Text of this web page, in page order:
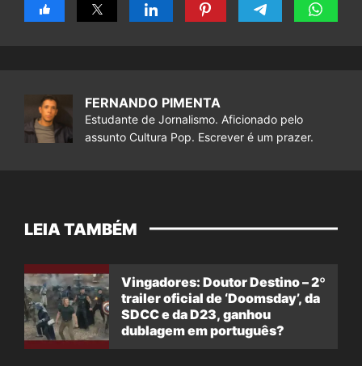
FERNANDO PIMENTA
Estudante de Jornalismo. Aficionado pelo
assunto Cultura Pop. Escrever é um prazer.
LEIA TAMBÉM
Vingadores: Doutor Destino – 2º
trailer oficial de ‘Doomsday’, da
SDCC e da D23, ganhou
dublagem em português?